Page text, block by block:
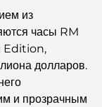
Meets
из
часы RM
Edition,
долларов.
и прозрачным